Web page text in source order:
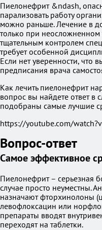
Пиелонефрит &ndash,
парализовать работу
можно раньше. Лечение в
только при
тщательным контролем
требует особенной
Если нет уверенности, что
предписания врача
Как лечить пиелонефрит
вопрос вы найдете ответ
подобраны самые лучшие
https://youtube.com/
Вопрос-ответ
Самое эффективное
Пиелонефрит – серьезная
случае просто неуместны.
назначают фторхинолоны
левофлоксацин или
препараты вводят
переходят на таблетки.